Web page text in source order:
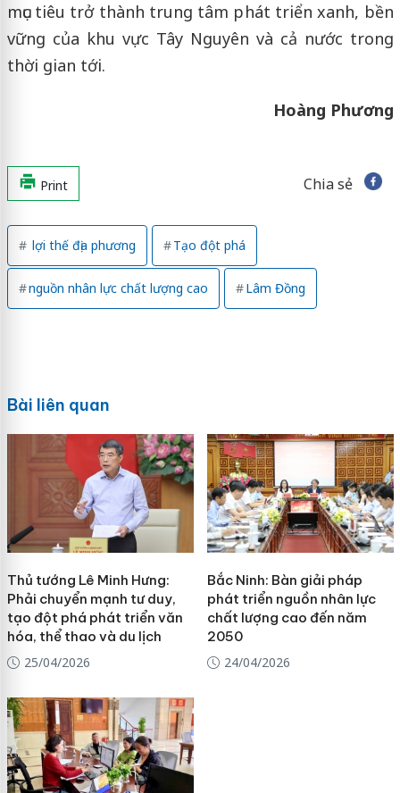
mục tiêu trở thành trung tâm phát triển xanh, bền
vững của khu vực Tây Nguyên và cả nước trong
thời gian tới.
Hoàng Phương
Print Chia sẻ
lợi thế địa phương Tạo đột phá
nguồn nhân lực chất lượng cao Lâm Đồng
Bài liên quan
Thủ tướng Lê Minh Hưng:
Phải chuyển mạnh tư duy,
tạo đột phá phát triển văn
hóa, thể thao và du lịch
25/04/2026
Bắc Ninh: Bàn giải pháp
phát triển nguồn nhân lực
chất lượng cao đến năm
2050
24/04/2026